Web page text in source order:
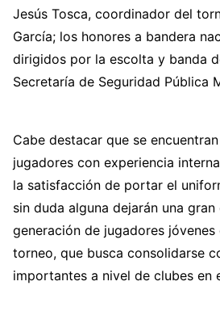
Jesús Tosca, coordinador del
García; los honores a bandera
dirigidos por la escolta y banda
Secretaría de Seguridad Pública
Cabe destacar que se
jugadores con experiencia
la satisfacción de portar el
sin duda alguna dejarán una gran
generación de jugadores
torneo, que busca consolidarse
importantes a nivel de clubes en